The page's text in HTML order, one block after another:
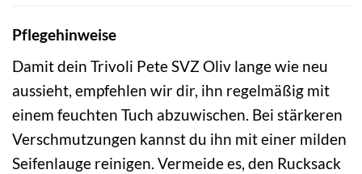
Pflegehinweise
Damit dein Trivoli Pete SVZ Oliv lange wie neu
aussieht, empfehlen wir dir, ihn regelmäßig mit
einem feuchten Tuch abzuwischen. Bei stärkeren
Verschmutzungen kannst du ihn mit einer milden
Seifenlauge reinigen. Vermeide es, den Rucksack